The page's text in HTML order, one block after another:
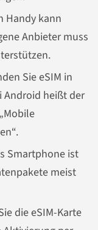
Handy kann
Anbieter muss
Sie eSIM in
Android heißt der
Smartphone ist
meist
die eSIM-Karte